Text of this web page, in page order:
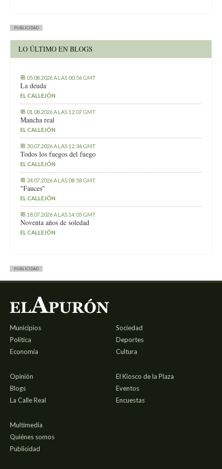
PUBLICIDAD
LO ÚLTIMO EN BLOGS
05.08.2026 A LAS 00:56 GMT
La deuda
EL CALLEJÓN
01.08.2026 A LAS 12:07 GMT
Mancha real
EL CALLEJÓN
30.07.2026 A LAS 12:34 GMT
Todos los fuegos del fuego
EL CALLEJÓN
24.07.2026 A LAS 08:58 GMT
"Fauces"
EL CALLEJÓN
18.07.2026 A LAS 14:03 GMT
Noventa años de soledad
EL CALLEJÓN
PUBLICIDAD
Municipios
Política
Economía
Sociedad
Deportes
Cultura
Opinión
Blogs
La Calle Real
El Kiosco de la Plaza
Eventos
Encuestas
Multimedia
Quiénes somos
Publicidad